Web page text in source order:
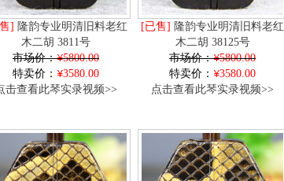
] 隆韵专业明清旧料老红
木二胡 3811号
市场价： 5800.00
特卖价：
3580.00
击查看此琴实录视频>>
[已售] 隆韵专业明清旧料老红
木二胡 38125号
市场价： 5800.00
特卖价：
3580.00
点击查看此琴实录视频>>